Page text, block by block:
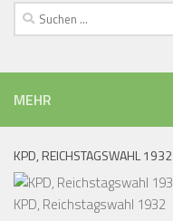
Suchen
nach:
MEHR
KPD, REICHSTAGSWAHL 1932
KPD, Reichstagswahl 1932